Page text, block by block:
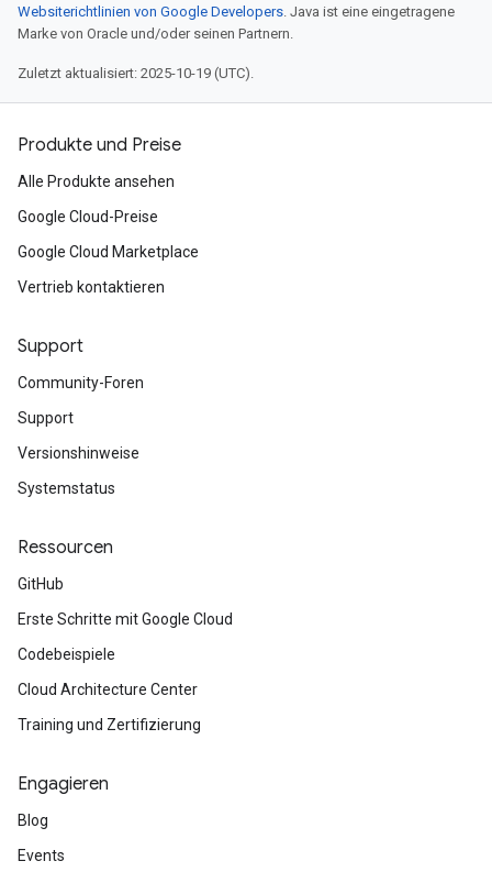
Websiterichtlinien von Google Developers. Java ist eine eingetragene
Marke von Oracle und/oder seinen Partnern.
Zuletzt aktualisiert: 2025-10-19 (UTC).
Produkte und Preise
Alle Produkte ansehen
Google Cloud-Preise
Google Cloud Marketplace
Vertrieb kontaktieren
Support
Community-Foren
Support
Versionshinweise
Systemstatus
Ressourcen
GitHub
Erste Schritte mit Google Cloud
Codebeispiele
Cloud Architecture Center
Training und Zertifizierung
Engagieren
Blog
Events